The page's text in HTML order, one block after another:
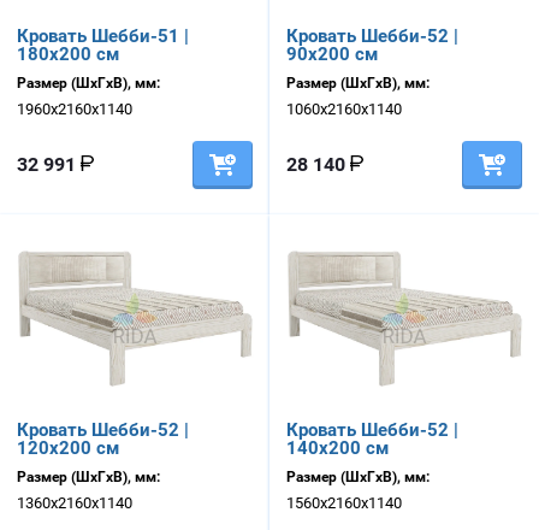
Кровать Шебби-51 |
180х200 см
Размер (ШхГхВ), мм:
1960х2160х1140
32 991
Кровать Шебби-52 |
90х200 см
Размер (ШхГхВ), мм:
1060х2160х1140
28 140
Кровать Шебби-52 |
120х200 см
Размер (ШхГхВ), мм:
1360х2160х1140
Кровать Шебби-52 |
140х200 см
Размер (ШхГхВ), мм:
1560х2160х1140